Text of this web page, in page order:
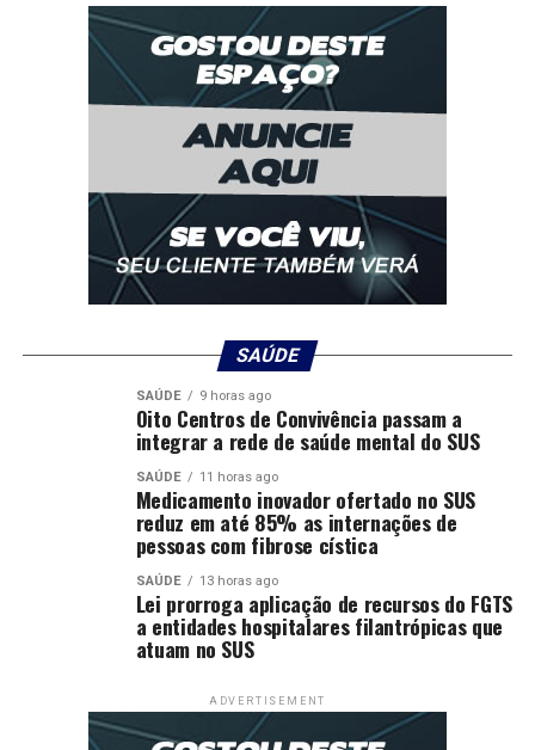
SAÚDE
SAÚDE 9 horas ago
Oito Centros de Convivência passam a
integrar a rede de saúde mental do SUS
SAÚDE 11 horas ago
Medicamento inovador ofertado no SUS
reduz em até 85% as internações de
pessoas com fibrose cística
SAÚDE 13 horas ago
Lei prorroga aplicação de recursos do FGTS
a entidades hospitalares filantrópicas que
atuam no SUS
ADVERTISEMENT